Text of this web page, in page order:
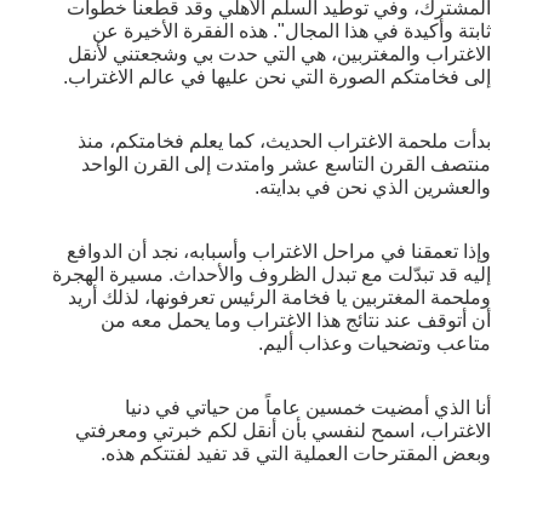
المشترك، وفي توطيد السلم الأهلي وقد قطعنا خطوات
ثابتة وأكيدة في هذا المجال". هذه الفقرة الأخيرة عن
الاغتراب والمغتربين، هي التي حدت بي وشجعتني لأنقل
إلى فخامتكم الصورة التي نحن عليها في عالم الاغتراب.
بدأت ملحمة الاغتراب الحديث، كما يعلم فخامتكم، منذ
منتصف القرن التاسع عشر وامتدت إلى القرن الواحد
والعشرين الذي نحن في بدايته.
وإذا تعمقنا في مراحل الاغتراب وأسبابه، نجد أن الدوافع
إليه قد تبدّلت مع تبدل الظروف والأحداث. مسيرة الهجرة
وملحمة المغتربين يا فخامة الرئيس تعرفونها، لذلك أريد
أن أتوقف عند نتائج هذا الاغتراب وما يحمل معه من
متاعب وتضحيات وعذاب أليم.
أنا الذي أمضيت خمسين عاماً من حياتي في دنيا
الاغتراب، اسمح لنفسي بأن أنقل لكم خبرتي ومعرفتي
وبعض المقترحات العملية التي قد تفيد لفتتكم هذه.